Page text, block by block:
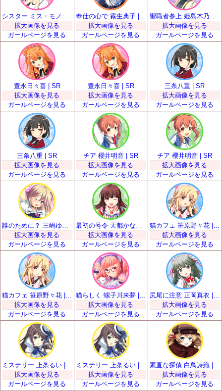
拡大画像を見る
ガールページを見る
奉仕の心で 霧生典子 | SR
拡大画像を見る
ガールページを見る
拡大画像を見る
ガールページを見る
豊永日々喜 | SR
拡大画像を見る
ガールページを見る
豊永日々喜 | SR
拡大画像を見る
ガールページを見る
三条八重 | SR
拡大画像を見る
ガールページを見る
三条八重 | SR
拡大画像を見る
ガールページを見る
チア 櫻井明音 | SR
拡大画像を見る
ガールページを見る
チア 櫻井明音 | SR
拡大画像を見る
ガールページを見る
拡大画像を見る
ガールページを見る
拡大画像を見る
ガールページを見る
猫カフェ 笹原野々花 | SR
拡大画像を見る
ガールページを見る
拡大画像を見る
ガールページを見る
猫らしく 螺子川来夢 | SR
拡大画像を見る
ガールページを見る
尻尾に注意 正岡真衣 | SR
拡大画像を見る
ガールページを見る
拡大画像を見る
ガールページを見る
ミステリー 上条るい | SR
拡大画像を見る
ガールページを見る
素直な探偵 白鳥詩織 | SR
拡大画像を見る
ガールページを見る